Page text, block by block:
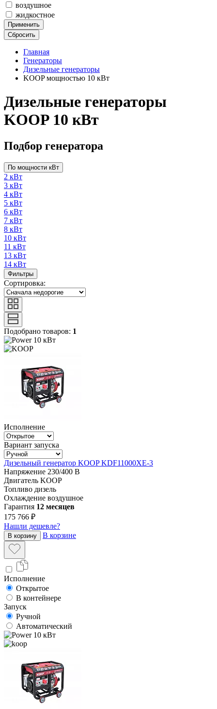
воздушное
жидкостное
Применить
Сбросить
Главная
Генераторы
Дизельные генераторы
KOOP мощностью 10 кВт
Дизельные генераторы
KOOP 10 кВт
Подбор генератора
По мощности кВт
2 кВт
3 кВт
4 кВт
5 кВт
6 кВт
7 кВт
8 кВт
10 кВт
11 кВт
13 кВт
14 кВт
Фильтры
Сортировка:
Подобрано товаров: 1
10 кВт
Исполнение
Вариант запуска
Дизельный генератор KOOP KDF11000XE-3
Напряжение 230/400 В
Двигатель KOOP
Топливо дизель
Охлаждение воздушное
Гарантия 12 месяцев
175 766 ₽
Нашли дешевле?
В корзину В корзине
Исполнение
Открытое
В контейнере
Запуск
Ручной
Автоматический
10 кВт